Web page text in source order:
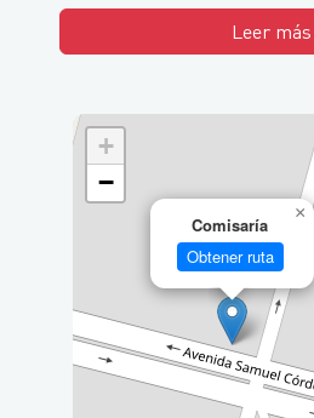
Leer más
Comisaría
Obtener ruta
×
+
−